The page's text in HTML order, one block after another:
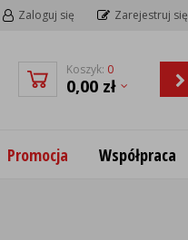
Zaloguj się Zarejestruj się
Koszyk: 0
0,00 zł
Promocja Współpraca